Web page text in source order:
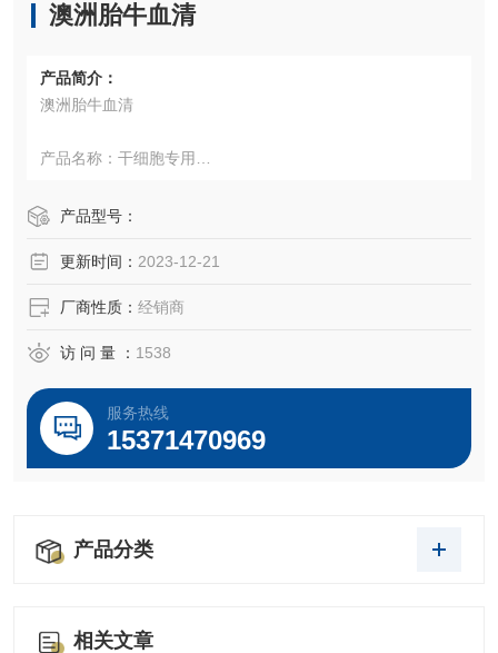
澳洲胎牛血清
产品简介：
澳洲胎牛血清
产品名称：干细胞专用
货号：
规格：500ml
品牌:winsera ....
→→→→苏州千舍生物，进口胎牛血清，搬运工←←←←←
产品型号：
更新时间： 2023-12-21
厂商性质： 经销商
访 问 量 ： 1538
服务热线
15371470969
产品分类
相关文章